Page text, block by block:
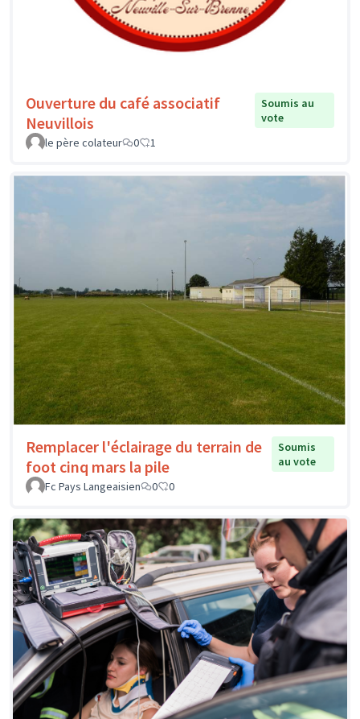
Ouverture du café associatif
Neuvillois
Soumis au
vote
le père colateur
0 1
Remplacer l'éclairage du terrain de
foot cinq mars la pile
Soumis
au vote
Fc Pays Langeaisien
0 0